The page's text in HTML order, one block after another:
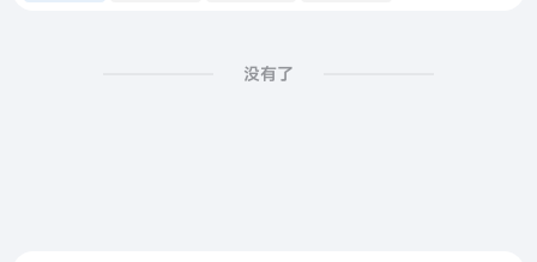
没有了